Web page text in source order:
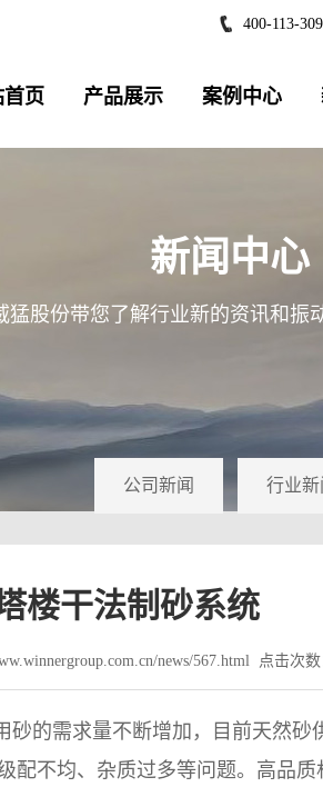
400-113-
首页 产品展示 案例中心
新闻中心
猛股份带您了解行业新的资讯和振
公司新闻 行业新
楼干法制砂系统
news/567.html 点击次数
的需求量不断增加，目前天然砂
配不均、杂质过多等问题。高品